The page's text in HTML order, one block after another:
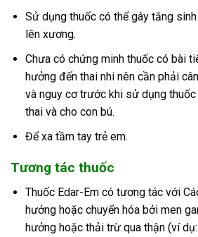
Sử dụng thuốc có thể gây tăng
lên xương.
Chưa có chứng minh thuốc có bài
hưởng đến thai nhi nên cần phải
và nguy cơ trước khi sử dụng
thai và cho con bú.
Để xa tầm tay trẻ em.
Tương tác thuốc
Thuốc Edar-Em có tương tác với
hưởng hoặc chuyển hóa bởi men
hưởng hoặc thải trừ qua thận (ví